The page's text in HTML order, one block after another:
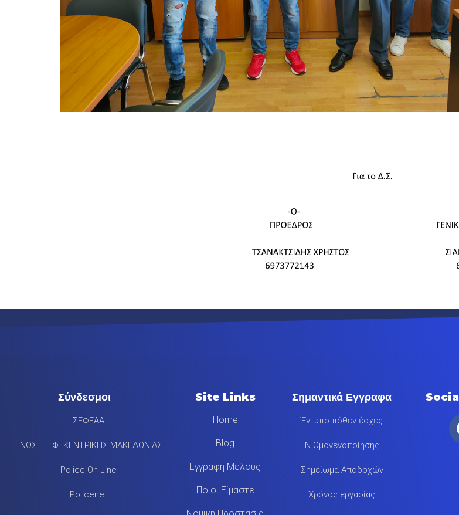
Σύνδεσμοι
ΣΕΦΕΑΑ
ΕΝΩΣΗ Ε.Φ. ΚΕΝΤΡΙΚΗΣ ΜΑΚΕΔΟΝΙΑΣ
Police On Line
Policenet
Site Links
Home
Blog
Εγγραφη Μελους
Ποιοι Είμαστε
Σημαντικά Εγγραφα
Έντυπο πόθεν έσχες
Ν.Ομογενοποίησης
Σημείωμα Αποδοχών
Χρόνος εργασίας